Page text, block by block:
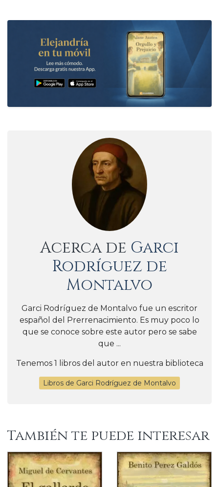
Acerca de Garci
Rodríguez de
Montalvo
Garci Rodríguez de Montalvo fue un escritor
español del Prerrenacimiento. Es muy poco lo
que se conoce sobre este autor pero se sabe
que ...
Tenemos 1 libros del autor en nuestra biblioteca
Libros de Garci Rodríguez de Montalvo
También te puede interesar